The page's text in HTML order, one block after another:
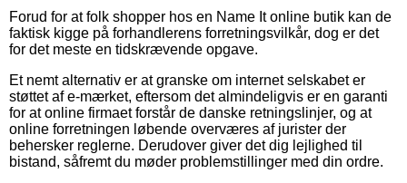
Forud for at folk shopper hos en Name It online butik kan de
faktisk kigge på forhandlerens forretningsvilkår, dog er det
for det meste en tidskrævende opgave.
Et nemt alternativ er at granske om internet selskabet er
støttet af e-mærket, eftersom det almindeligvis er en garanti
for at online firmaet forstår de danske retningslinjer, og at
online forretningen løbende overværes af jurister der
behersker reglerne. Derudover giver det dig lejlighed til
bistand, såfremt du møder problemstillinger med din ordre.